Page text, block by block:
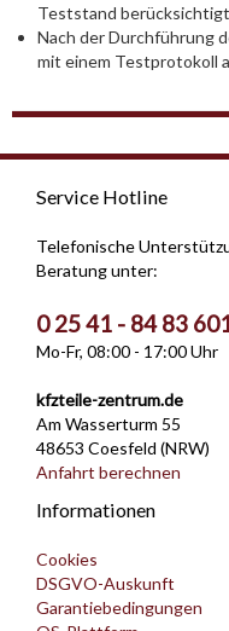
Teststand
Nach der Durchführung
mit einem Testprotokoll
Service Hotline
Telefonische
Beratung unter:
0 25 41 - 84 83
Mo-Fr, 08:00 - 17:00 Uhr
kfzteile-zentrum.de
Am Wasserturm 55
48653 Coesfeld (NRW)
Anfahrt berechnen
Informationen
Cookies
DSGVO-Auskunft
Garantiebedingungen